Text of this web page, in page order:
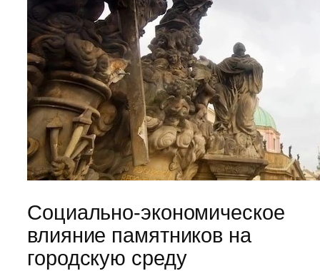
Социально-экономическое
влияние памятников на
городскую среду